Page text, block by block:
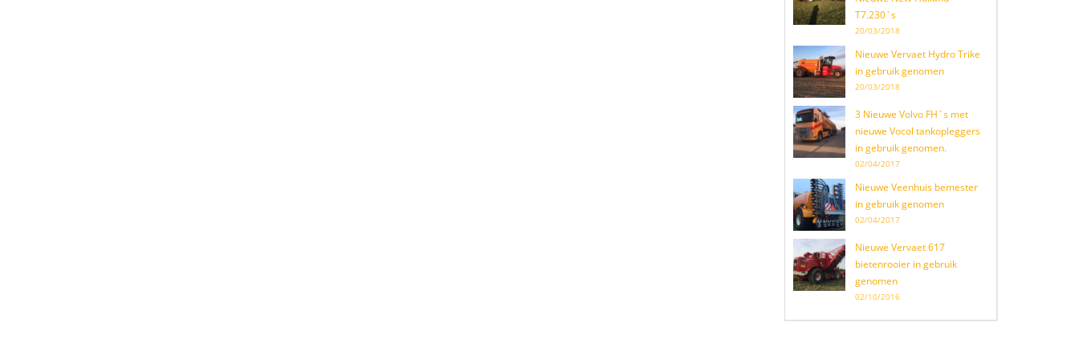
T7.230`s
20/03/2018
Nieuwe Vervaet Hydro Trike
in gebruik genomen
20/03/2018
3 Nieuwe Volvo FH`s met
nieuwe Vocol tankopleggers
in gebruik genomen.
02/04/2017
Nieuwe Veenhuis bemester
in gebruik genomen
02/04/2017
Nieuwe Vervaet 617
bietenrooier in gebruik
genomen
02/10/2016